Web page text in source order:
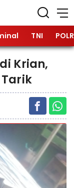
TNI
Krian,